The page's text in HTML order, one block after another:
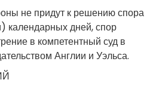
не придут к решению спора
календарных дней, спор
в компетентный суд в
Англии и Уэльса.